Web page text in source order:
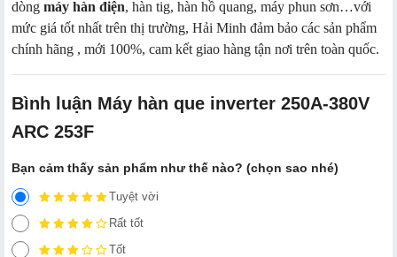
dòng máy hàn điện, hàn tig, hàn hồ quang, máy phun sơn…với
mức giá tốt nhất trên thị trường, Hải Minh đảm bảo các sản phẩm
chính hãng , mới 100%, cam kết giao hàng tận nơi trên toàn quốc.
Bình luận Máy hàn que inverter 250A-380V
ARC 253F
Bạn cảm thấy sản phẩm như thế nào? (chọn sao nhé)
Tuyệt vời
Rất tốt
Tốt